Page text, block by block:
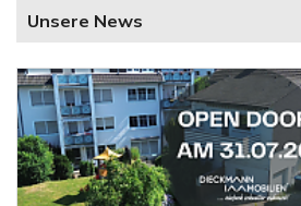
Unsere News